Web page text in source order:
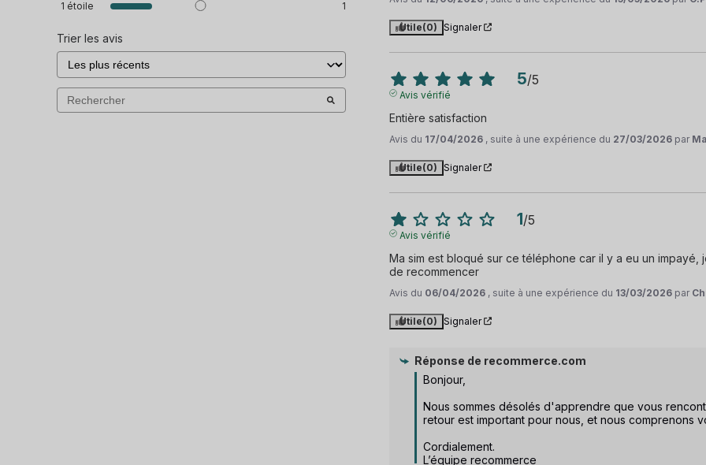
1 étoile 1
Trier les avis
Utile(0) Signaler
5/5
Avis vérifié
Entière satisfaction
Avis du 17/04/2026 , suite à une expérience du 27/03/2026 par
Utile(0) Signaler
1/5
Avis vérifié
Ma sim est bloqué sur ce téléphone car il y a eu un
de recommencer
Avis du 06/04/2026 , suite à une expérience du 13/03/2026 par
Utile(0) Signaler
Réponse de recommerce.com
Bonjour,
Nous sommes désolés d'apprendre que vous
retour est important pour nous, et nous comprenons
Cordialement.
L’équipe recommerce